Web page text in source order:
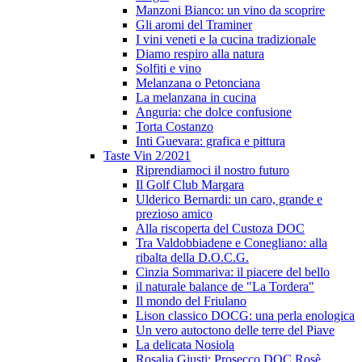
Manzoni Bianco: un vino da scoprire
Gli aromi del Traminer
I vini veneti e la cucina tradizionale
Diamo respiro alla natura
Solfiti e vino
Melanzana o Petonciana
La melanzana in cucina
Anguria: che dolce confusione
Torta Costanzo
Inti Guevara: grafica e pittura
Taste Vin 2/2021
Riprendiamoci il nostro futuro
Il Golf Club Margara
Ulderico Bernardi: un caro, grande e
prezioso amico
Alla riscoperta del Custoza DOC
Tra Valdobbiadene e Conegliano: alla
ribalta della D.O.C.G.
Cinzia Sommariva: il piacere del bello
il naturale balance de "La Tordera"
Il mondo del Friulano
Lison classico DOCG: una perla enologica
Un vero autoctono delle terre del Piave
La delicata Nosiola
Rosalia Giusti: Prosecco DOC Rosè